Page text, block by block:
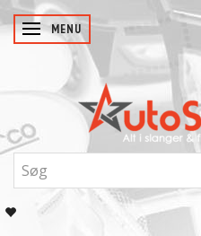
SKIFTE NAVIGATION
MENU